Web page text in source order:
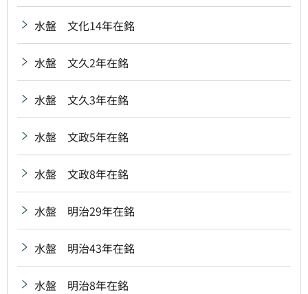
水盤 文化14年在銘
水盤 文久2年在銘
水盤 文久3年在銘
水盤 文政5年在銘
水盤 文政8年在銘
水盤 明治29年在銘
水盤 明治43年在銘
水盤 明治8年在銘